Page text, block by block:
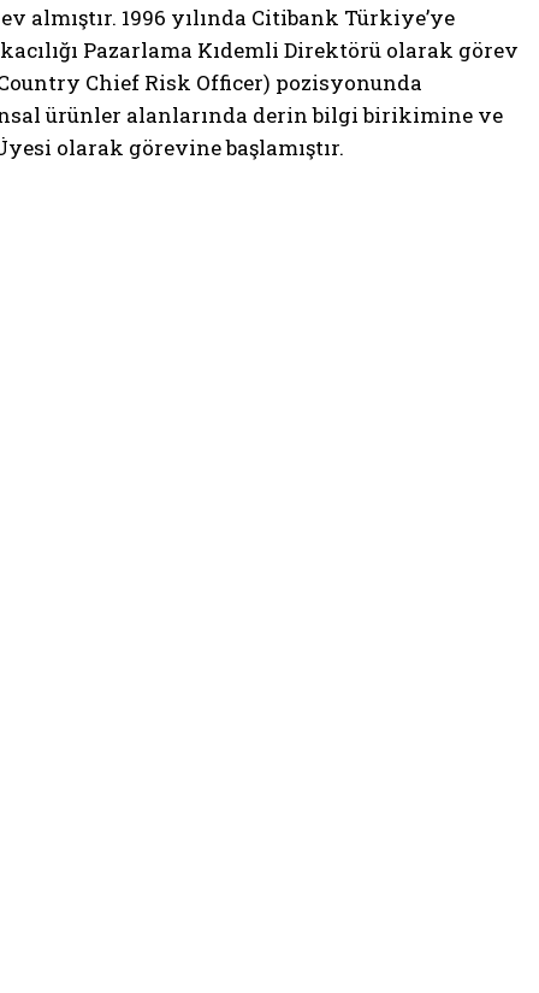
almıştır. 1996 yılında Citibank Türkiye’ye
Pazarlama Kıdemli Direktörü olarak görev
Chief Risk Officer) pozisyonunda
ürünler alanlarında derin bilgi birikimine ve
olarak görevine başlamıştır.